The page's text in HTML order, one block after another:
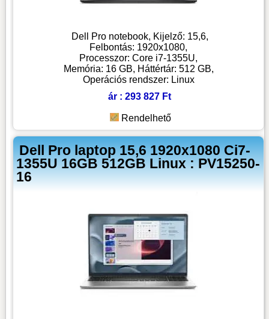
Dell Pro notebook, Kijelző: 15,6,
Felbontás: 1920x1080,
Processzor: Core i7-1355U,
Memória: 16 GB, Háttértár: 512 GB,
Operációs rendszer: Linux
ár : 293 827 Ft
Rendelhető
Dell Pro laptop 15,6 1920x1080 Ci7-
1355U 16GB 512GB Linux : PV15250-
16